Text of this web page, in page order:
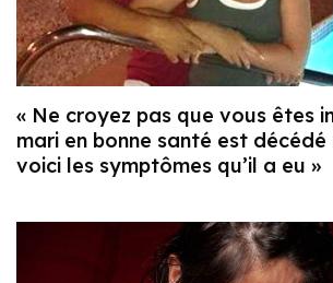
« Ne croyez pas que vous êtes
mari en bonne santé est
voici les symptômes qu’il a eu »